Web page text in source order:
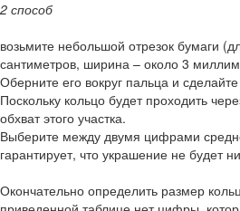
2 способ
возьмите небольшой отрезок бумаги
сантиметров, ширина – около 3
Оберните его вокруг пальца и
Поскольку кольцо будет проходить
обхват этого участка.
Выберите между двумя цифрами
гарантирует, что украшение не будет
Окончательно определить размер